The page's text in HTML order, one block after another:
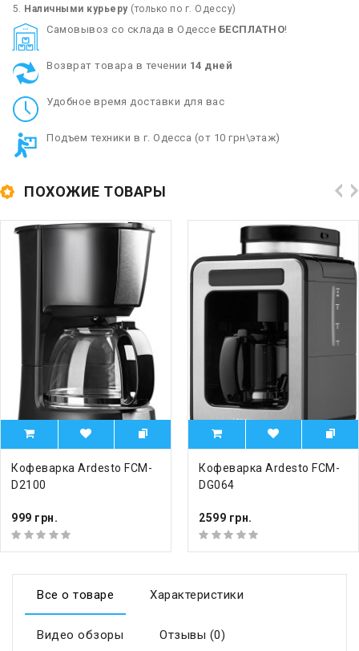
Наличными курьеру(только по г. Одессу)
Cамовывоз со склада в Одессе БЕСПЛАТНО!
Возврат товара в течении 14 дней
Удобное время доставки для вас
Подъем техники в г. Одесса (от 10 грн\этаж)
ПОХОЖИЕ ТОВАРЫ
Кофеварка Ardesto FCM-
D2100
999 грн.
Кофеварка Ardesto FCM-
DG064
2599 грн.
Все о товаре Характеристики
Видео обзоры Отзывы (0)